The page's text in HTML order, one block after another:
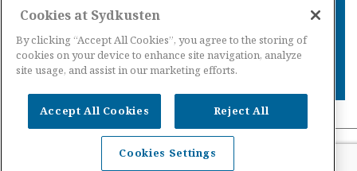
Spanien. Genom nyhetsbevakning av hela Spanien, med bas på
informationsförmedling för svenskar i Spanien.
Nyheter Spanien· Nyheter Costa del Sol
Costa Tropical
Nyheter Costa Blanca
Cookies at Sydkusten
By clicking “Accept All Cookies”, you agree to the storing of
cookies on your device to enhance site navigation, analyze
site usage, and assist in our marketing efforts.
Accept All Cookies Reject All
Cookies Settings